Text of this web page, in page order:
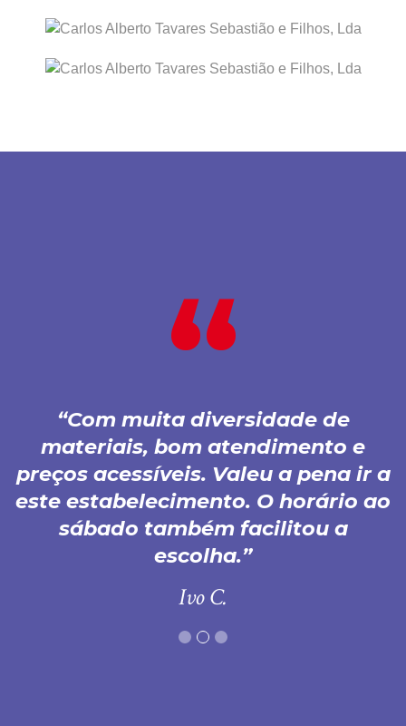
Com muita diversidade de
materiais, bom atendimento e
preços acessíveis. Valeu a pena ir a
este estabelecimento. O horário ao
sábado também facilitou a
escolha.
Ivo C.